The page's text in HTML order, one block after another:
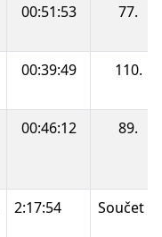
00:51:53 77.
00:39:49 110.
00:46:12 89.
2:17:54 Součet